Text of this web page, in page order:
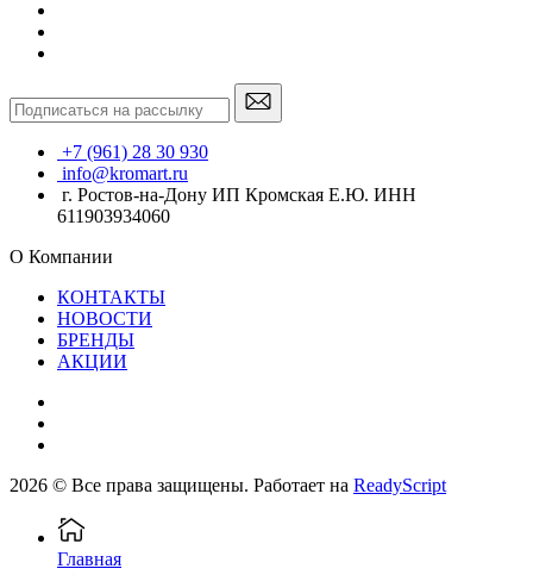
+7 (961) 28 30 930
info@kromart.ru
г. Ростов-на-Дону ИП Кромская Е.Ю. ИНН
611903934060
О Компании
КОНТАКТЫ
НОВОСТИ
БРЕНДЫ
АКЦИИ
2026 © Все права защищены. Работает на ReadyScript
Главная